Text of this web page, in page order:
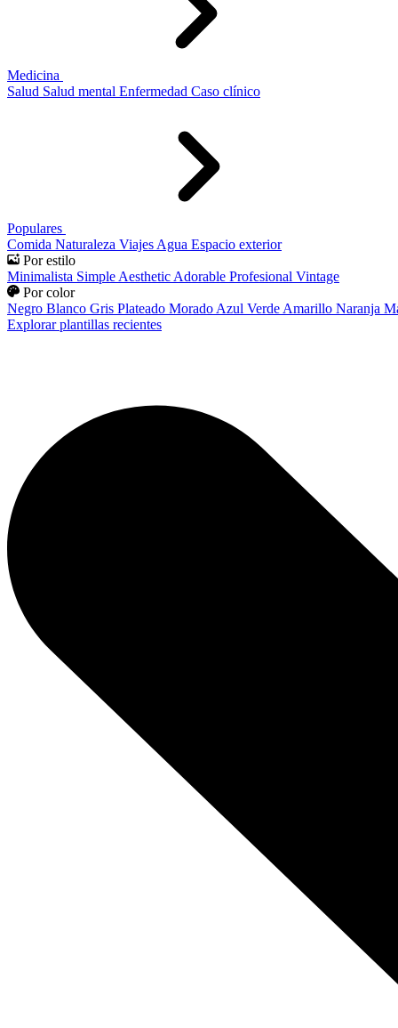
Medicina
Salud Salud mental Enfermedad Caso clínico
Populares
Comida Naturaleza Viajes Agua Espacio exterior
Por estilo
Minimalista Simple Aesthetic Adorable Profesional Vintage
Por color
Negro Blanco Gris Plateado Morado Azul Verde Amarillo Naranja
Explorar plantillas recientes